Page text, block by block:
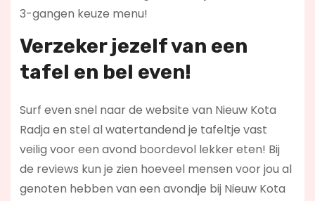
3-gangen keuze menu!
Verzeker jezelf van een
tafel en bel even!
Surf even snel naar de website van Nieuw Kota
Radja en stel al watertandend je tafeltje vast
veilig voor een avond boordevol lekker eten! Bij
de reviews kun je zien hoeveel mensen voor jou al
genoten hebben van een avondje bij Nieuw Kota